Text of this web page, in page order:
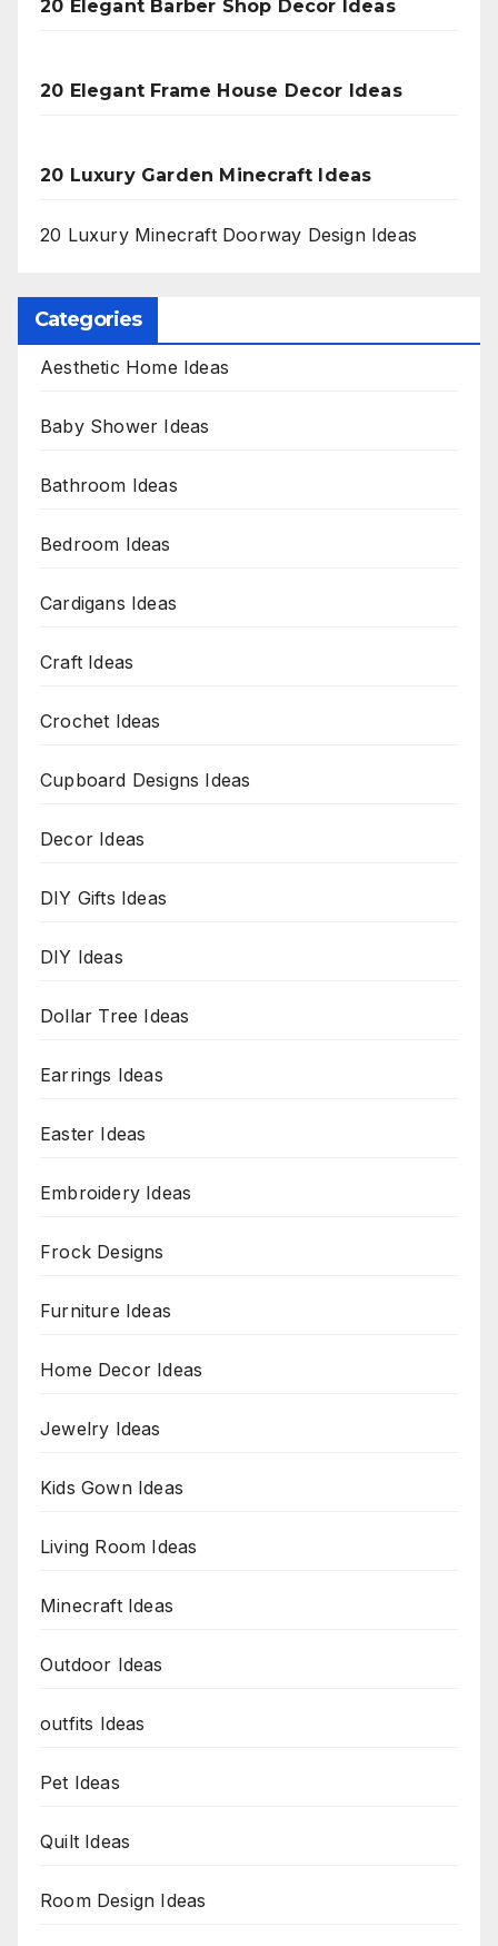
20 Elegant Barber Shop Decor Ideas
20 Elegant Frame House Decor Ideas
20 Luxury Garden Minecraft Ideas
20 Luxury Minecraft Doorway Design Ideas
Categories
Aesthetic Home Ideas
Baby Shower Ideas
Bathroom Ideas
Bedroom Ideas
Cardigans Ideas
Craft Ideas
Crochet Ideas
Cupboard Designs Ideas
Decor Ideas
DIY Gifts Ideas
DIY Ideas
Dollar Tree Ideas
Earrings Ideas
Easter Ideas
Embroidery Ideas
Frock Designs
Furniture Ideas
Home Decor Ideas
Jewelry Ideas
Kids Gown Ideas
Living Room Ideas
Minecraft Ideas
Outdoor Ideas
outfits Ideas
Pet Ideas
Quilt Ideas
Room Design Ideas